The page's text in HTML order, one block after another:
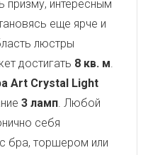
призму, интересным
еще ярче и
люстры
достигать 8 кв. м.
Art Crystal Light
3 ламп. Любой
себя
бра, торшером или